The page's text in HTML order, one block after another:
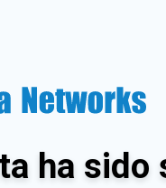
ha sido